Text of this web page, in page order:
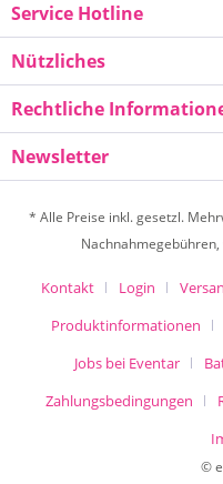
Service Hotline
Nützliches
Rechtliche
Newsletter
* Alle Preise inkl. gesetzl.
Kontakt Login
Produktinformationen
Jobs bei Eventar
Zahlungsbedingungen
©